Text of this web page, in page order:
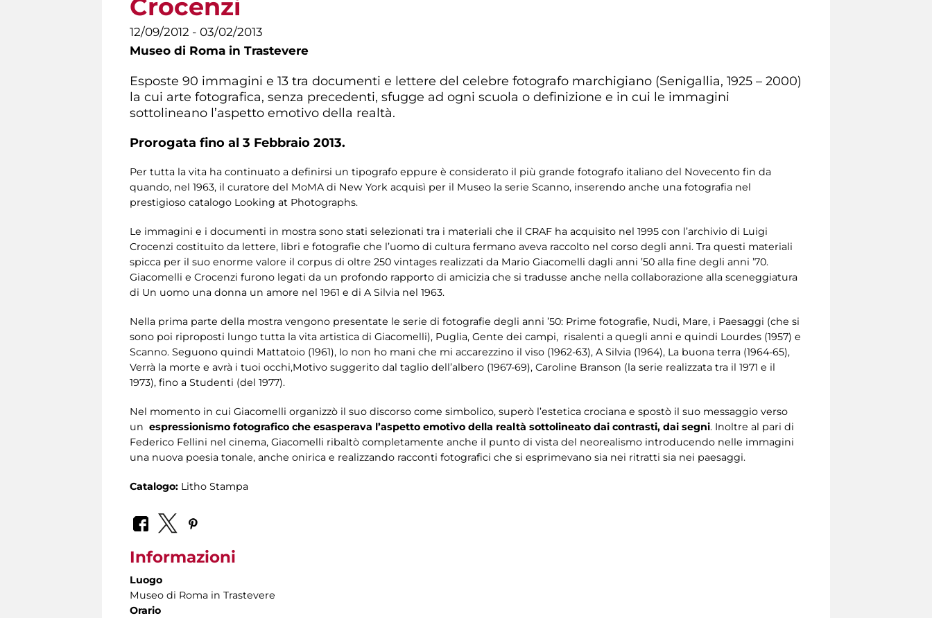
Crocenzi
12/09/2012 - 03/02/2013
Museo di Roma in Trastevere
Esposte 90 immagini e 13 tra documenti e lettere del celebre fotografo marchigiano (Senigallia, 1925 – 2000)
la cui arte fotografica, senza precedenti, sfugge ad ogni scuola o definizione e in cui le immagini
sottolineano l’aspetto emotivo della realtà.
Prorogata fino al 3 Febbraio 2013.
Per tutta la vita ha continuato a definirsi un tipografo eppure è considerato il più grande fotografo italiano del Novecento fin da
quando, nel 1963, il curatore del MoMA di New York acquisì per il Museo la serie Scanno, inserendo anche una fotografia nel
prestigioso catalogo Looking at Photographs.
Le immagini e i documenti in mostra sono stati selezionati tra i materiali che il CRAF ha acquisito nel 1995 con l’archivio di Luigi
Crocenzi costituito da lettere, libri e fotografie che l’uomo di cultura fermano aveva raccolto nel corso degli anni. Tra questi materiali
spicca per il suo enorme valore il corpus di oltre 250 vintages realizzati da Mario Giacomelli dagli anni ’50 alla fine degli anni ’70.
Giacomelli e Crocenzi furono legati da un profondo rapporto di amicizia che si tradusse anche nella collaborazione alla sceneggiatura
di Un uomo una donna un amore nel 1961 e di A Silvia nel 1963.
Nella prima parte della mostra vengono presentate le serie di fotografie degli anni ’50: Prime fotografie, Nudi, Mare, i Paesaggi (che si
sono poi riproposti lungo tutta la vita artistica di Giacomelli), Puglia, Gente dei campi, risalenti a quegli anni e quindi Lourdes (1957) e
Scanno. Seguono quindi Mattatoio (1961), Io non ho mani che mi accarezzino il viso (1962-63), A Silvia (1964), La buona terra (1964-65),
Verrà la morte e avrà i tuoi occhi,Motivo suggerito dal taglio dell’albero (1967-69), Caroline Branson (la serie realizzata tra il 1971 e il
1973), fino a Studenti (del 1977).
Nel momento in cui Giacomelli organizzò il suo discorso come simbolico, superò l’estetica crociana e spostò il suo messaggio verso
un espressionismo fotografico che esasperava l’aspetto emotivo della realtà sottolineato dai contrasti, dai segni. Inoltre al pari di
Federico Fellini nel cinema, Giacomelli ribaltò completamente anche il punto di vista del neorealismo introducendo nelle immagini
una nuova poesia tonale, anche onirica e realizzando racconti fotografici che si esprimevano sia nei ritratti sia nei paesaggi.
Catalogo: Litho Stampa
Informazioni
Luogo
Museo di Roma in Trastevere
Orario